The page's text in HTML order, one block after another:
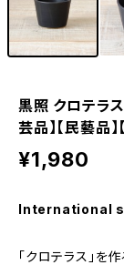
黒照 クロテラ
芸品】【民藝品
¥1,980
International
「クロテラス」を